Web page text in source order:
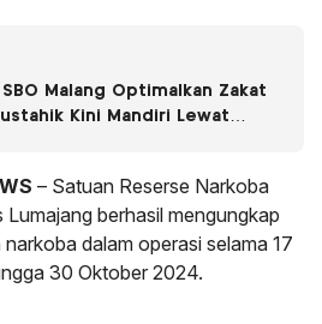
SBO Malang Optimalkan Zakat
Kini Mandiri Lewat
– Satuan Reserse Narkoba
berhasil mengungkap
dalam operasi selama 17
30 Oktober 2024.